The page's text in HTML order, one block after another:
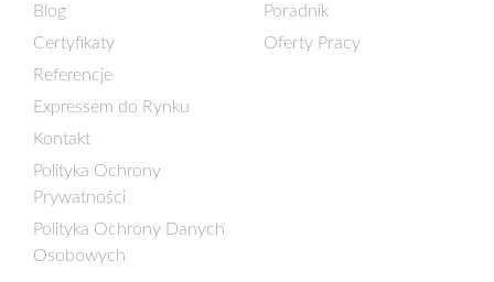
Blog
Certyfikaty
Referencje
Expressem do Rynku
Kontakt
Polityka Ochrony
Prywatności
Polityka Ochrony Danych
Osobowych
Poradnik
Oferty Pracy